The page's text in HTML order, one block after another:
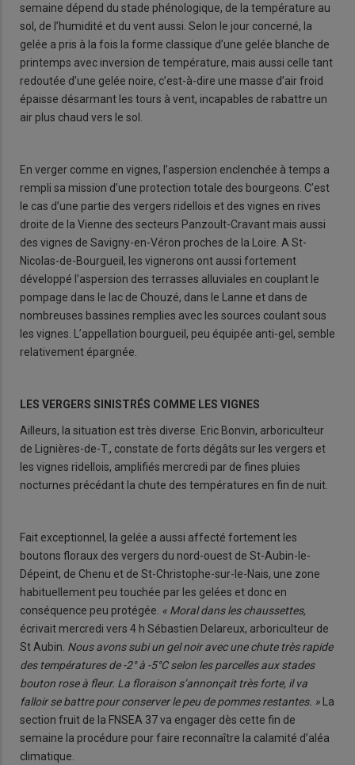
semaine dépend du stade phénologique, de la température au
sol, de l’humidité et du vent aussi. Selon le jour concerné, la
gelée a pris à la fois la forme classique d’une gelée blanche de
printemps avec inversion de température, mais aussi celle tant
redoutée d’une gelée noire, c’est-à-dire une masse d’air froid
épaisse désarmant les tours à vent, incapables de rabattre un
air plus chaud vers le sol.
En verger comme en vignes, l’aspersion enclenchée à temps a
rempli sa mission d’une protection totale des bourgeons. C’est
le cas d’une partie des vergers ridellois et des vignes en rives
droite de la Vienne des secteurs Panzoult-Cravant mais aussi
des vignes de Savigny-en-Véron proches de la Loire. A St-
Nicolas-de-Bourgueil, les vignerons ont aussi fortement
développé l’aspersion des terrasses alluviales en couplant le
pompage dans le lac de Chouzé, dans le Lanne et dans de
nombreuses bassines remplies avec les sources coulant sous
les vignes. L’appellation bourgueil, peu équipée anti-gel, semble
relativement épargnée.
LES VERGERS SINISTRÉS COMME LES VIGNES
Ailleurs, la situation est très diverse. Eric Bonvin, arboriculteur
de Lignières-de-T., constate de forts dégâts sur les vergers et
les vignes ridellois, amplifiés mercredi par de fines pluies
nocturnes précédant la chute des températures en fin de nuit.
Fait exceptionnel, la gelée a aussi affecté fortement les
boutons floraux des vergers du nord-ouest de St-Aubin-le-
Dépeint, de Chenu et de St-Christophe-sur-le-Nais, une zone
habituellement peu touchée par les gelées et donc en
conséquence peu protégée. « Moral dans les chaussettes,
écrivait mercredi vers 4 h Sébastien Delareux, arboriculteur de
St Aubin. Nous avons subi un gel noir avec une chute très rapide
des températures de -2° à -5°C selon les parcelles aux stades
bouton rose à fleur. La floraison s’annonçait très forte, il va
falloir se battre pour conserver le peu de pommes restantes. »
La
section fruit de la FNSEA 37 va engager dès cette fin de
semaine la procédure pour faire reconnaître la calamité d’aléa
climatique.